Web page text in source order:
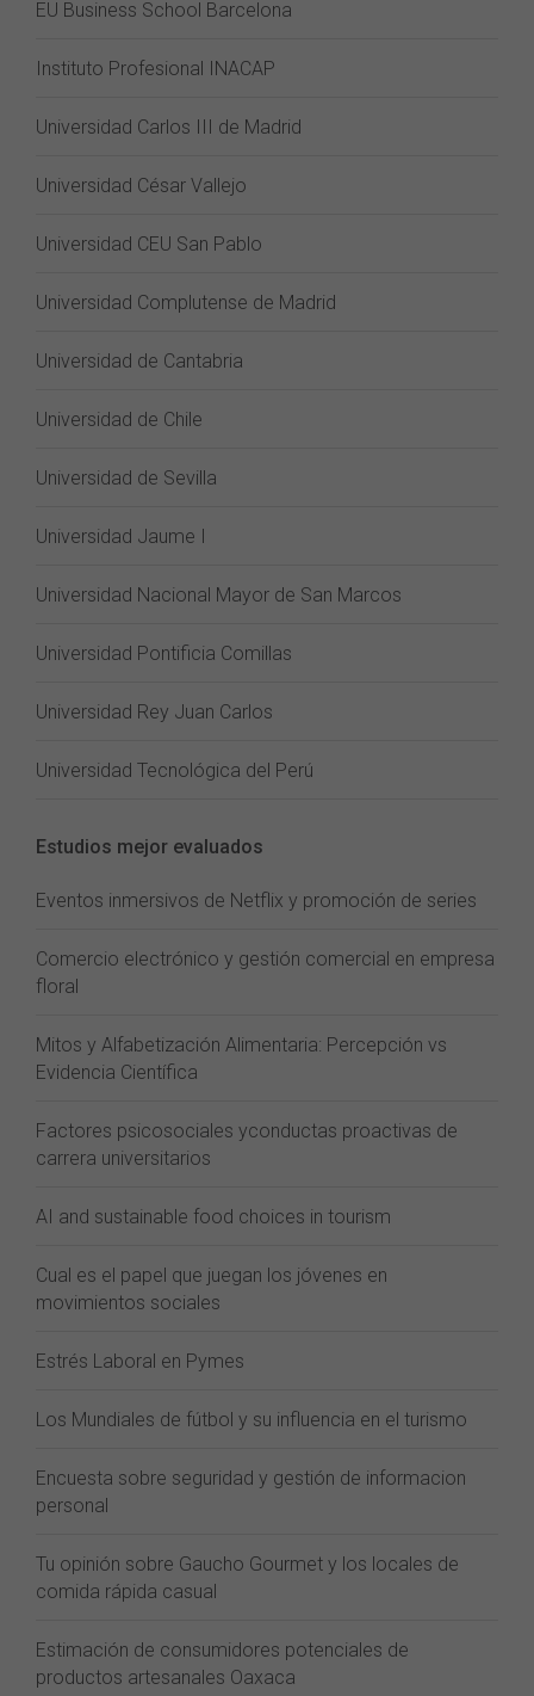
EU Business School Barcelona
Instituto Profesional INACAP
Universidad Carlos III de Madrid
Universidad César Vallejo
Universidad CEU San Pablo
Universidad Complutense de Madrid
Universidad de Cantabria
Universidad de Chile
Universidad de Sevilla
Universidad Jaume I
Universidad Nacional Mayor de San Marcos
Universidad Pontificia Comillas
Universidad Rey Juan Carlos
Universidad Tecnológica del Perú
Estudios mejor evaluados
Eventos inmersivos de Netflix y promoción de series
Comercio electrónico y gestión comercial en empresa
floral
Mitos y Alfabetización Alimentaria: Percepción vs
Evidencia Científica
Factores psicosociales yconductas proactivas de
carrera universitarios
AI and sustainable food choices in tourism
Cual es el papel que juegan los jóvenes en
movimientos sociales
Estrés Laboral en Pymes
Los Mundiales de fútbol y su influencia en el turismo
Encuesta sobre seguridad y gestión de informacion
personal
Tu opinión sobre Gaucho Gourmet y los locales de
comida rápida casual
Estimación de consumidores potenciales de
productos artesanales Oaxaca